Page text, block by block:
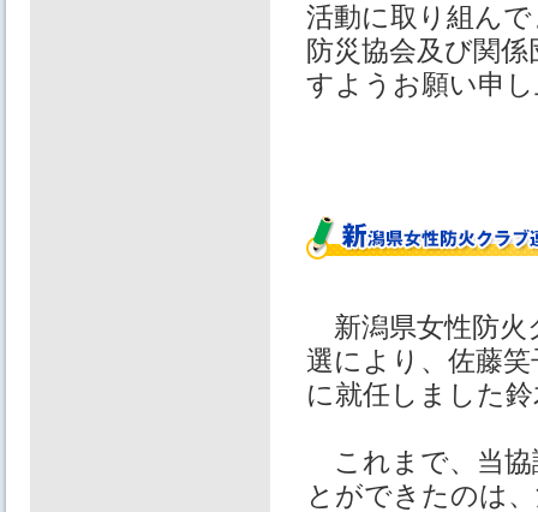
活動に取り組ん
防災協会及び関
すようお願い申
新潟県女性防火
選により、佐藤
に就任しました
これまで、当協
とができたのは